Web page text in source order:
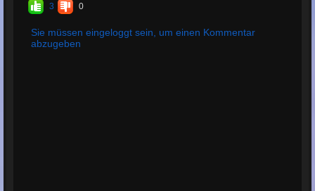
Bewertungen:
Durchschnittliche
Bewertung:
3 0
Sie müssen eingeloggt sein, um einen Kommentar
abzugeben